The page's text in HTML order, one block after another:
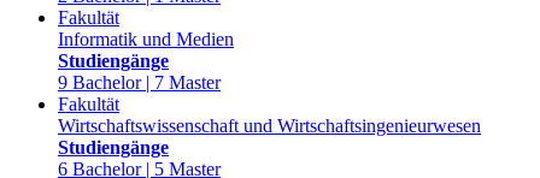
Fakultät
Informatik und Medien
Studiengänge
9 Bachelor | 7 Master
Fakultät
Wirtschaftswissenschaft und Wirtschaftsingenieurwesen
Studiengänge
6 Bachelor | 5 Master